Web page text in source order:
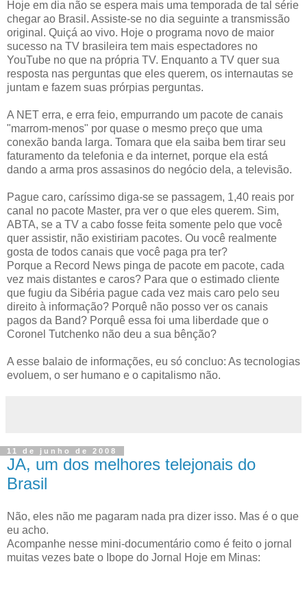
Hoje em dia não se espera mais uma temporada de tal série
chegar ao Brasil. Assiste-se no dia seguinte a transmissão
original. Quiçá ao vivo. Hoje o programa novo de maior
sucesso na TV brasileira tem mais espectadores no
YouTube no que na própria TV. Enquanto a TV quer sua
resposta nas perguntas que eles querem, os internautas se
juntam e fazem suas prórpias perguntas.
A NET erra, e erra feio, empurrando um pacote de canais
"marrom-menos" por quase o mesmo preço que uma
conexão banda larga. Tomara que ela saiba bem tirar seu
faturamento da telefonia e da internet, porque ela está
dando a arma pros assasinos do negócio dela, a televisão.
Pague caro, caríssimo diga-se se passagem, 1,40 reais por
canal no pacote Master, pra ver o que eles querem. Sim,
ABTA, se a TV a cabo fosse feita somente pelo que você
quer assistir, não existiriam pacotes. Ou você realmente
gosta de todos canais que você paga pra ter?
Porque a Record News pinga de pacote em pacote, cada
vez mais distantes e caros? Para que o estimado cliente
que fugiu da Sibéria pague cada vez mais caro pelo seu
direito à informação? Porquê não posso ver os canais
pagos da Band? Porquê essa foi uma liberdade que o
Coronel Tutchenko não deu a sua bênção?
A esse balaio de informações, eu só concluo: As tecnologias
evoluem, o ser humano e o capitalismo não.
11 de junho de 2008
JA, um dos melhores telejonais do
Brasil
Não, eles não me pagaram nada pra dizer isso. Mas é o que
eu acho.
Acompanhe nesse mini-documentário como é feito o jornal
muitas vezes bate o Ibope do Jornal Hoje em Minas: